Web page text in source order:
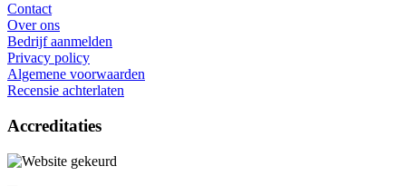
Contact
Over ons
Bedrijf aanmelden
Privacy policy
Algemene voorwaarden
Recensie achterlaten
Accreditaties